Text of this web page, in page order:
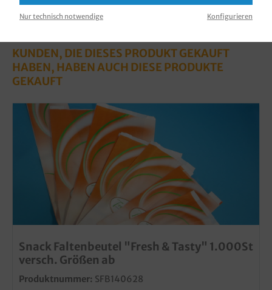
KUNDEN, DIE DIESES PRODUKT GEKAUFT
HABEN, HABEN AUCH DIESE PRODUKTE
GEKAUFT
Snack Faltenbeutel "Fresh & Tasty" 1.000St
versch. Größen ab
Produktnummer: SFB140628
Nur technisch notwendige Konfigurieren